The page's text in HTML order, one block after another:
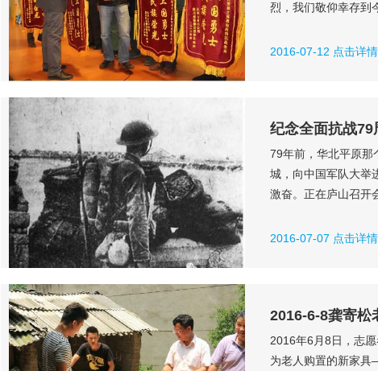
烈，我们敬仰幸存到
雄！感恩志愿者、周
2016-07-12 点击详
纪念全面抗战79
79年前，华北平原那
城，向中国军队大举
激奋。正在庐山召开
省健儿日夜兼程奔赴
2016-07-07 点击详
2016-6-8龚寄松
2016年6月8日，志
为老人购置的新家具